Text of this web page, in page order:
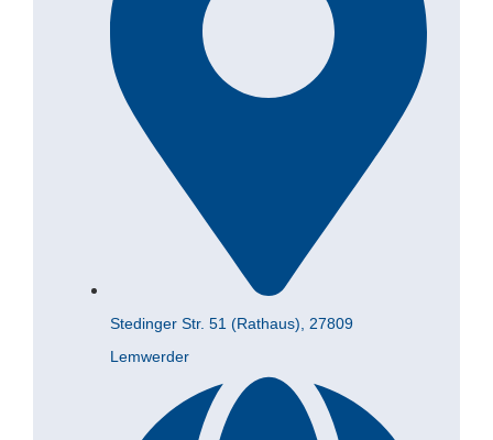
Stedinger Str. 51 (Rathaus), 27809
Lemwerder